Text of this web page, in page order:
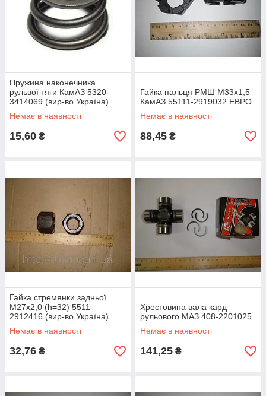
Пружина наконечника
рульвої тяги КамАЗ 5320-
3414069 (вир-во Україна)
Немає в наявності
15,60 ₴
Гайка пальця РМШ М33х1,5
КамАЗ 55111-2919032 ЕВРО
Немає в наявності
88,45 ₴
Гайка стремянки задньої
М27х2,0 (h=32) 5511-
2912416 (вир-во Україна)
Немає в наявності
32,76 ₴
Хрестовина вала кард
рульового МАЗ 408-2201025
Немає в наявності
141,25 ₴